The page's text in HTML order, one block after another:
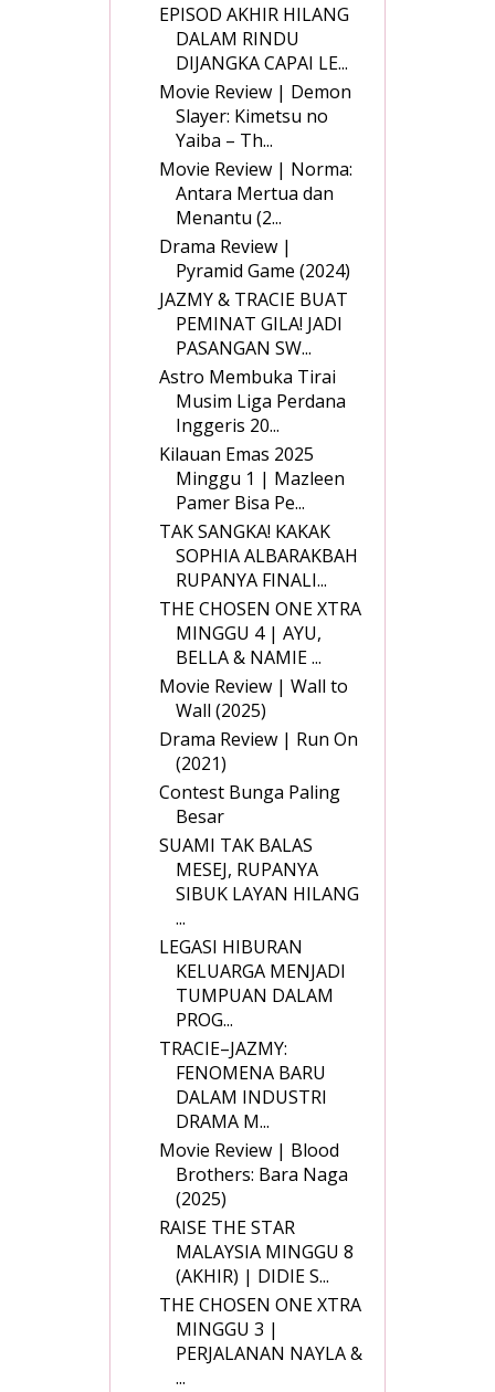
EPISOD AKHIR HILANG
DALAM RINDU
DIJANGKA CAPAI LE...
Movie Review | Demon
Slayer: Kimetsu no
Yaiba – Th...
Movie Review | Norma:
Antara Mertua dan
Menantu (2...
Drama Review |
Pyramid Game (2024)
JAZMY & TRACIE BUAT
PEMINAT GILA! JADI
PASANGAN SW...
Astro Membuka Tirai
Musim Liga Perdana
Inggeris 20...
Kilauan Emas 2025
Minggu 1 | Mazleen
Pamer Bisa Pe...
TAK SANGKA! KAKAK
SOPHIA ALBARAKBAH
RUPANYA FINALI...
THE CHOSEN ONE XTRA
MINGGU 4 | AYU,
BELLA & NAMIE ...
Movie Review | Wall to
Wall (2025)
Drama Review | Run On
(2021)
Contest Bunga Paling
Besar
SUAMI TAK BALAS
MESEJ, RUPANYA
SIBUK LAYAN HILANG
...
LEGASI HIBURAN
KELUARGA MENJADI
TUMPUAN DALAM
PROG...
TRACIE–JAZMY:
FENOMENA BARU
DALAM INDUSTRI
DRAMA M...
Movie Review | Blood
Brothers: Bara Naga
(2025)
RAISE THE STAR
MALAYSIA MINGGU 8
(AKHIR) | DIDIE S...
THE CHOSEN ONE XTRA
MINGGU 3 |
PERJALANAN NAYLA &
...